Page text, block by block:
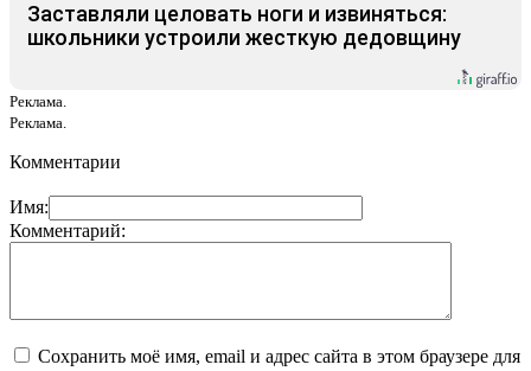
Заставляли целовать ноги и извиняться:
школьники устроили жесткую дедовщину
Реклама.
Реклама.
Комментарии
Имя:
Комментарий:
Сохранить моё имя, email и адрес сайта в этом браузере для